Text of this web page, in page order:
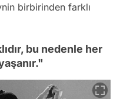
birbirinden farklı
bu nedenle her